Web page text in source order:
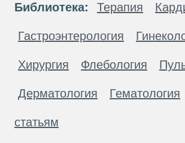
Библиотека: Терапия
Гастроэнтерология
Хирургия Флебология
Дерматология Гематология
статьям